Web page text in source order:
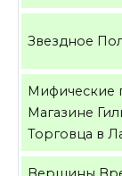
Звездное
Мифические
Магазине
Торговца в